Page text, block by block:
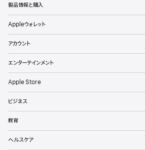
l製品情報と購入
Appleウォレット
アカウント
エンターテインメント
Apple Store
ビジネス
教育
ヘルスケア